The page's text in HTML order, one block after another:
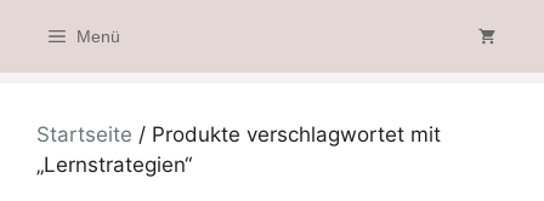
Inhalt
springen
Menü
Startseite / Produkte verschlagwortet mit
„Lernstrategien“